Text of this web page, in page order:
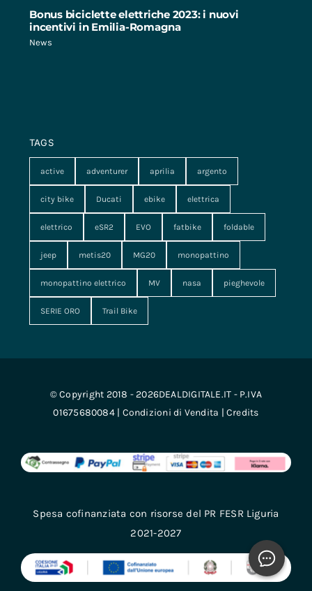
Bonus biciclette elettriche 2023: i nuovi
incentivi in Emilia-Romagna
News
TAGS
active adventurer aprilia argento
city bike Ducati ebike elettrica
elettrico eSR2 EVO fatbike foldable
jeep metis20 MG20 monopattino
monopattino elettrico MV nasa pieghevole
SERIE ORO Trail Bike
© Copyright 2018 - 2026DEALDIGITALE.IT - P.IVA
01675680084 | Condizioni di Vendita | Credits
Spesa cofinanziata con risorse del PR FESR Liguria
2021-2027